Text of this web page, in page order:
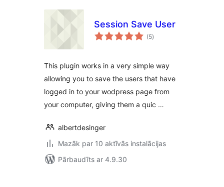
Session Save User
(5vērtējumu
kopsumma
)
This plugin works in a very simple way
allowing you to save the users that have
logged in to your wodpress page from
your computer, giving them a quic …
albertdesinger
Mazāk par 10 aktīvās instalācijas
Pārbaudīts ar 4.9.30